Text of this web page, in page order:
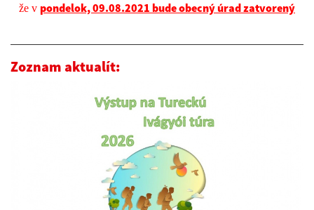
že v pondelok, 09.08.2021 bude obecný úradzatvorený
Zoznam aktualít: